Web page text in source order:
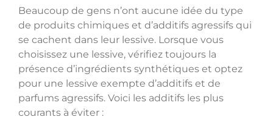
Beaucoup de gens n’ont aucune idée du type
de produits chimiques et d’additifs agressifs qui
se cachent dans leur lessive. Lorsque vous
choisissez une lessive, vérifiez toujours la
présence d’ingrédients synthétiques et optez
pour une lessive exempte d’additifs et de
parfums agressifs. Voici les additifs les plus
courants à éviter :